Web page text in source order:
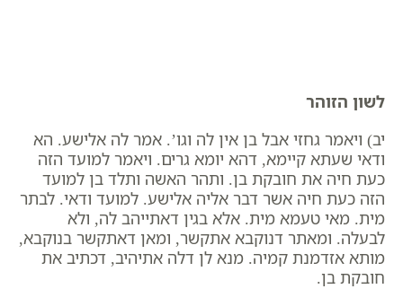
לשון הזוהר
יב) ויאמר גחזי אבל בן אין לה וגו’. אמר לה אלישע. הא
ודאי שעתא קיימא, דהא יומא גרים. ויאמר למועד הזה
כעת חיה את חובקת בן. ותהר האשה ותלד בן למועד
הזה כעת חיה אשר דבר אליה אלישע. למועד ודאי. לבתר
מית. מאי טעמא מית. אלא בגין דאתייהב לה, ולא
לבעלה. ומאתר דנוקבא אתקשר, ומאן דאתקשר בנוקבא,
מותא אזדמנת קמיה. מנא לן דלה אתיהיב, דכתיב את
חובקת בן.